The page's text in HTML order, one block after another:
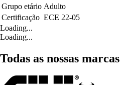
Grupo etário Adulto
Certificação ECE 22-05
Loading...
Loading...
Todas as nossas marcas